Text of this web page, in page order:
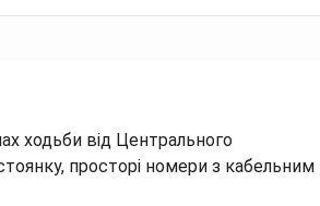
ходьби від Центрального
просторі номери з кабельним